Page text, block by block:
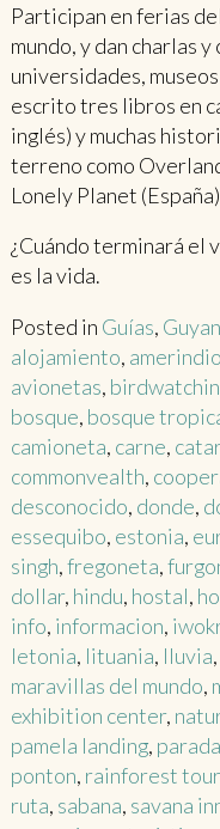
Participan en ferias
mundo, y dan charlas
universidades,
escrito tres libros en
inglés) y muchas
terreno como
Lonely Planet
¿Cuándo terminará el
es la vida.
Posted in Guías,
alojamiento, amerindio
avionetas,
bosque, bosque
camioneta, carne,
commonvealth,
desconocido, donde,
essequibo, estonia,
singh,fregoneta,
dollar, hindu, hostal,
info, informacion,
letonia, lituania, lluvia,
maravillas del mundo,
exhibition center,
pamela landing, parada
ponton, rainforest
ruta, sabana, savana